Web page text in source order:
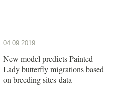
04.09.2019
New model predicts Painted
Lady butterfly migrations based
on breeding sites data